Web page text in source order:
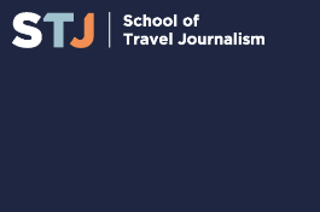
Saltar
al